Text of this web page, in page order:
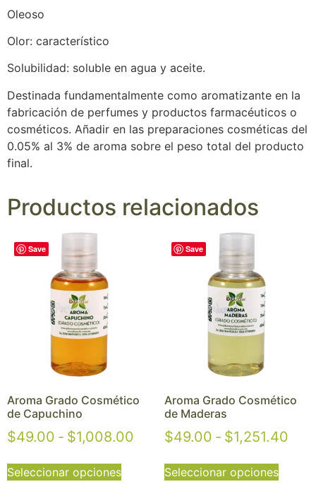
Oleoso
Olor: característico
Solubilidad: soluble en agua y aceite.
Destinada fundamentalmente como aromatizante en la
fabricación de perfumes y productos farmacéuticos o
cosméticos. Añadir en las preparaciones cosméticas del
0.05% al 3% de aroma sobre el peso total del producto
final.
Productos relacionados
Save
Aroma Grado Cosmético
de Capuchino
$49.00 - $1,008.00
Seleccionar opciones
Save
Aroma Grado Cosmético
de Maderas
$49.00 - $1,251.40
Seleccionar opciones